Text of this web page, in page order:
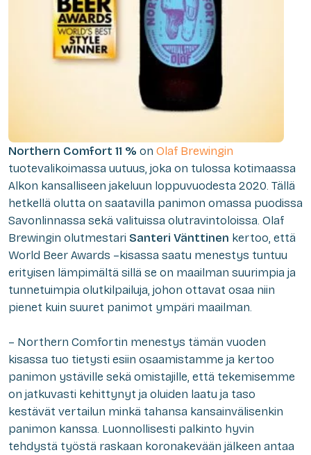
Northern Comfort 11 % on Olaf Brewingin
tuotevalikoimassa uutuus, joka on tulossa kotimaassa
Alkon kansalliseen jakeluun loppuvuodesta 2020. Tällä
hetkellä olutta on saatavilla panimon omassa puodissa
Savonlinnassa sekä valituissa olutravintoloissa. Olaf
Brewingin olutmestari Santeri Vänttinen kertoo, että
World Beer Awards –kisassa saatu menestys tuntuu
erityisen lämpimältä sillä se on maailman suurimpia ja
tunnetuimpia olutkilpailuja, johon ottavat osaa niin
pienet kuin suuret panimot ympäri maailman.
– Northern Comfortin menestys tämän vuoden
kisassa tuo tietysti esiin osaamistamme ja kertoo
panimon ystäville sekä omistajille, että tekemisemme
on jatkuvasti kehittynyt ja oluiden laatu ja taso
kestävät vertailun minkä tahansa kansainvälisenkin
panimon kanssa. Luonnollisesti palkinto hyvin
tehdystä työstä raskaan koronakevään jälkeen antaa